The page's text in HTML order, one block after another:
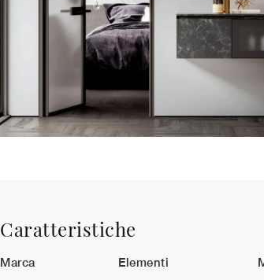
Caratteristiche
Marca Elementi